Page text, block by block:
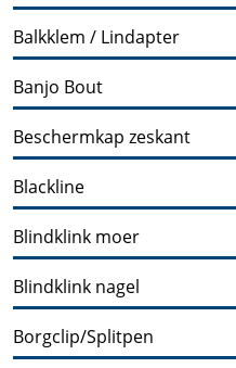
Balkklem / Lindapter
Banjo Bout
Beschermkap zeskant
Blackline
Blindklink moer
Blindklink nagel
Borgclip/Splitpen